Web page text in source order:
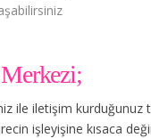
ile iletişim
işleyişine kısaca